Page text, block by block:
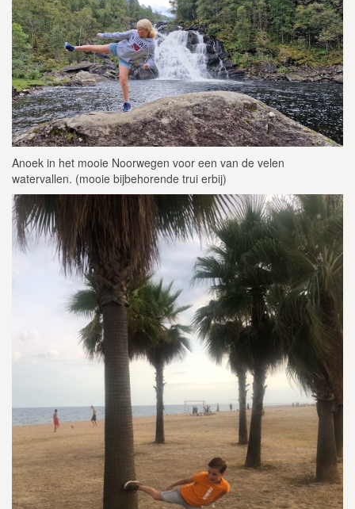
Anoek in het mooie Noorwegen voor een van de velen
watervallen. (mooie bijbehorende trui erbij)